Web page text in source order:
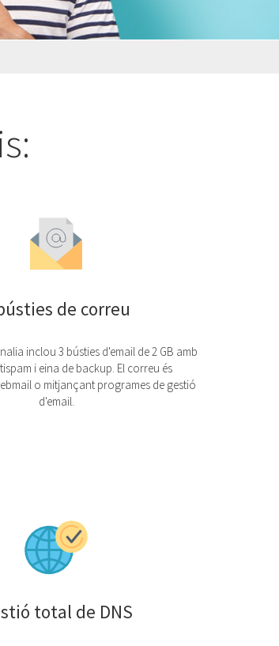
de correu
inclou 3 bústies d'email de 2 GB amb
i eina de backup. El correu és
o mitjançant programes de gestió
d'email.
total de DNS